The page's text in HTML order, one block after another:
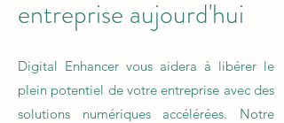
entreprise aujourd'hui
Digital Enhancer vous aidera à libérer le
plein potentiel de votre entreprise avec des
solutions numériques accélérées. Notre